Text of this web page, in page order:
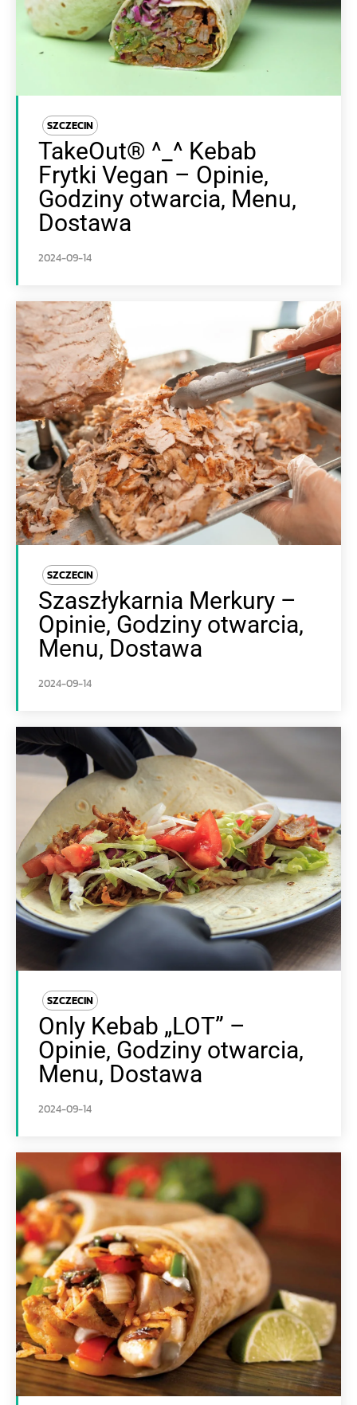
SZCZECIN
TakeOut® ^_^ Kebab
Frytki Vegan – Opinie,
Godziny otwarcia, Menu,
Dostawa
2024-09-14
SZCZECIN
Szaszłykarnia Merkury –
Opinie, Godziny otwarcia,
Menu, Dostawa
2024-09-14
SZCZECIN
Only Kebab „LOT” –
Opinie, Godziny otwarcia,
Menu, Dostawa
2024-09-14